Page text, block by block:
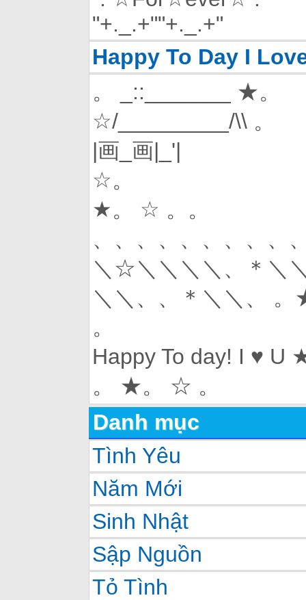
"+._.+""+._.+"
Happy To Day I
。 _::_______ ★。
☆/_________/\\ 。
|画_画|_'|
☆。
★。 ☆ 。。
、、、、、、、、、
＼☆＼＼＼＼、＊＼
＼＼、、＊＼＼、
。
Happy To day! I ♥ U
。 ★。 ☆ 。
Danh mục
Tình Yêu
Năm Mới
Sinh Nhật
Sập Nguồn
Tỏ Tình